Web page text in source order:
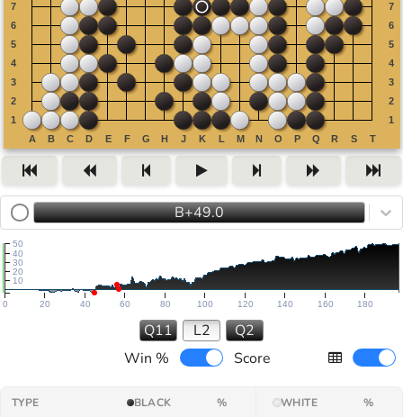
B+49.0
0 20 40 60 80 100 120 140 160 180
10
20
30
40
50
Q11 L2
Q2
Win %
Score
TYPE BLACK % WHITE %